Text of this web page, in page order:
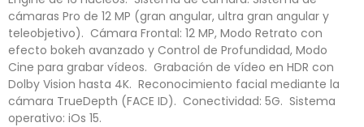
cámaras Pro de 12 MP (gran angular, ultra gran angular y
teleobjetivo).  Cámara Frontal: 12 MP, Modo Retrato con
efecto bokeh avanzado y Control de Profundidad, Modo
Cine para grabar vídeos.  Grabación de vídeo en HDR con
Dolby Vision hasta 4K.  Reconocimiento facial mediante la
cámara TrueDepth (FACE ID).  Conectividad: 5G.  Sistema
operativo: iOs 15.